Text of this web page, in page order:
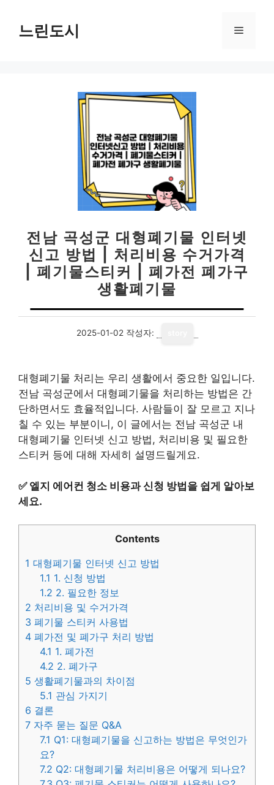
느린도시 메
전남 곡성군 대형폐기물 인터넷
신고 방법 | 처리비용 수거가격
| 폐기물스티커 | 폐가전 폐가구
생활폐기물
2025-01-02 작성자:
대형폐기물 처리는 우리 생활에서 중요한 일입니다.
전남 곡성군에서 대형폐기물을 처리하는 방법은 간
단하면서도 효율적입니다. 사람들이 잘 모르고 지나
칠 수 있는 부분이니, 이 글에서는 전남 곡성군 내
대형폐기물 인터넷 신고 방법, 처리비용 및 필요한
스티커 등에 대해 자세히 설명드릴게요.
✅ 엘지 에어컨 청소 비용과 신청 방법을 쉽게 알아보
세요.
Contents
1 대형폐기물 인터넷 신고 방법
1.1 1. 신청 방법
1.2 2. 필요한 정보
2 처리비용 및 수거가격
3 폐기물 스티커 사용법
4 폐가전 및 폐가구 처리 방법
4.1 1. 폐가전
4.2 2. 폐가구
5 생활폐기물과의 차이점
5.1 관심 가지기
6 결론
7 자주 묻는 질문 Q&A
7.1 Q1: 대형폐기물을 신고하는 방법은 무엇인가
요?
7.2 Q2: 대형폐기물 처리비용은 어떻게 되나요?